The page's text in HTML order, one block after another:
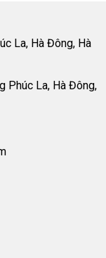
La, Hà Đông, Hà
Phúc La, Hà Đông,